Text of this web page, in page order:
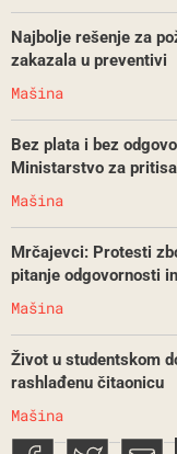
Najbolje rešenje za
zakazala u preventivi
Mašina
Bez plata i bez
Ministarstvo za
Mašina
Mrčajevci: Protesti
pitanje odgovornosti
Mašina
Život u studentskom
rashlađenu čitaonicu
Mašina